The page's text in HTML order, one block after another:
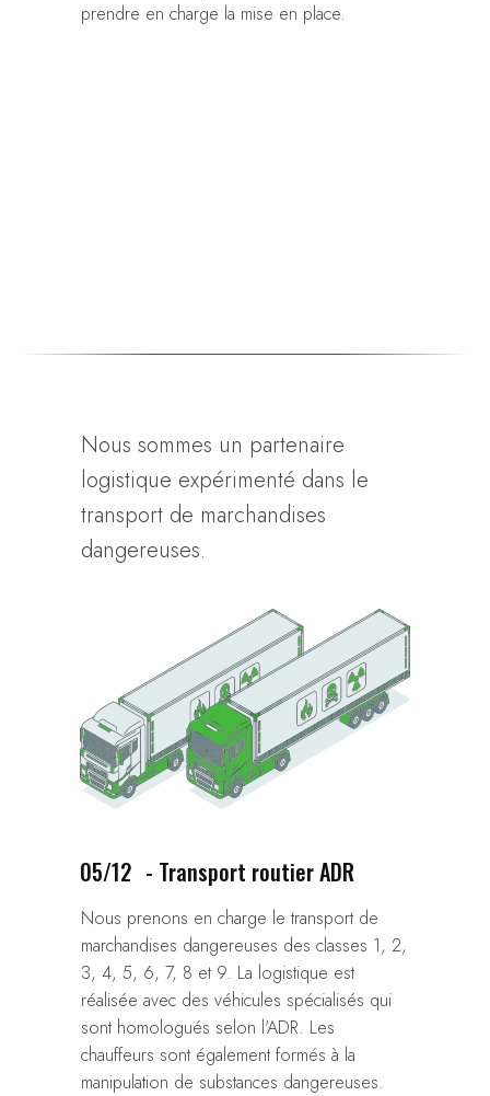
prendre en charge la mise en place.
- Transport routier ADR
05/12
Nous prenons en charge le transport de
marchandises dangereuses des classes 1, 2,
3, 4, 5, 6, 7, 8 et 9. La logistique est
réalisée avec des véhicules spécialisés qui
sont homologués selon l'ADR. Les
chauffeurs sont également formés à la
manipulation de substances dangereuses.
Nous sommes un partenaire
logistique expérimenté dans le
transport de marchandises
dangereuses.